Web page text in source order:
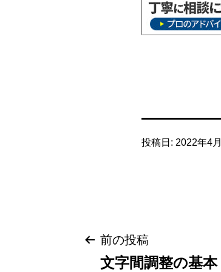
投稿日: 2022年4
投
稿
前の投稿
文字間調整の基本